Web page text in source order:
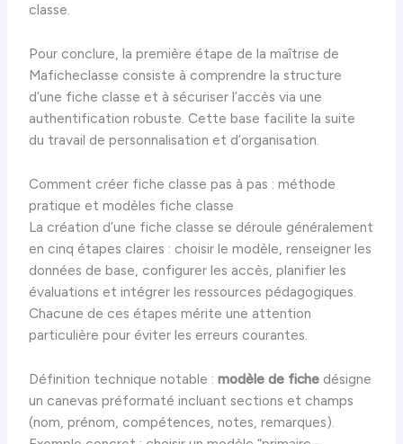
classe.
Pour conclure, la première étape de la maîtrise de
Maficheclasse consiste à comprendre la structure
d’une fiche classe et à sécuriser l’accès via une
authentification robuste. Cette base facilite la suite
du travail de personnalisation et d’organisation.
Comment créer fiche classe pas à pas : méthode
pratique et modèles fiche classe
La création d’une fiche classe se déroule généralement
en cinq étapes claires : choisir le modèle, renseigner les
données de base, configurer les accès, planifier les
évaluations et intégrer les ressources pédagogiques.
Chacune de ces étapes mérite une attention
particulière pour éviter les erreurs courantes.
Définition technique notable :modèle de fiche désigne
un canevas préformaté incluant sections et champs
(nom, prénom, compétences, notes, remarques).